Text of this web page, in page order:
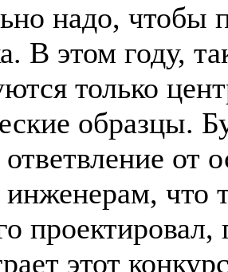
надо,
В этом году,
только
образцы.
ответвление от
инженерам, что
этот